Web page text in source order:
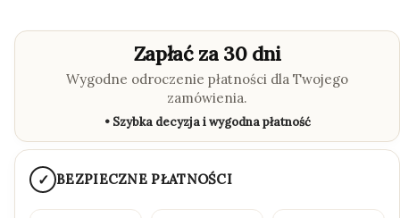
Zapłać za 30 dni
Wygodne odroczenie płatności dla Twojego
zamówienia.
• Szybka decyzja i wygodna płatność
✓ BEZPIECZNE PŁATNOŚCI